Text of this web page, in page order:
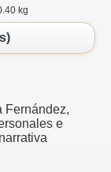
kg
Fernández,
e